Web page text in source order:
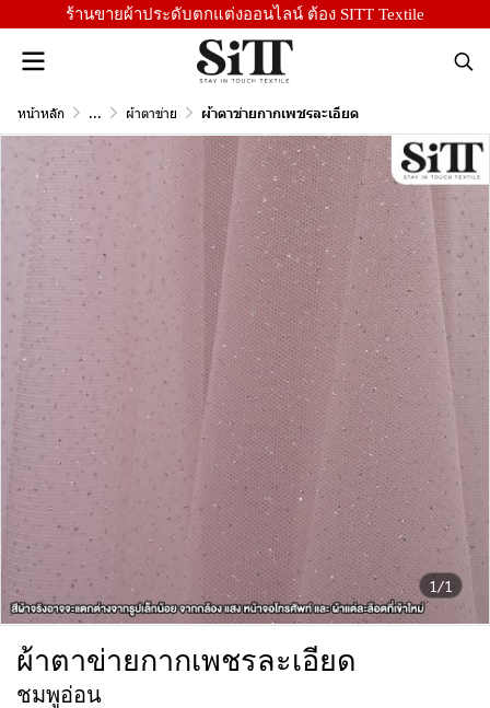
ร้านขายผ้าประดับตกแต่งออนไลน์ ต้อง SITT Textile
หน้าหลัก ... ผ้าตาข่าย ผ้าตาข่ายกากเพชรละเอียด
1/1
ผ้าตาข่ายกากเพชรละเอียด
ชมพูอ่อน